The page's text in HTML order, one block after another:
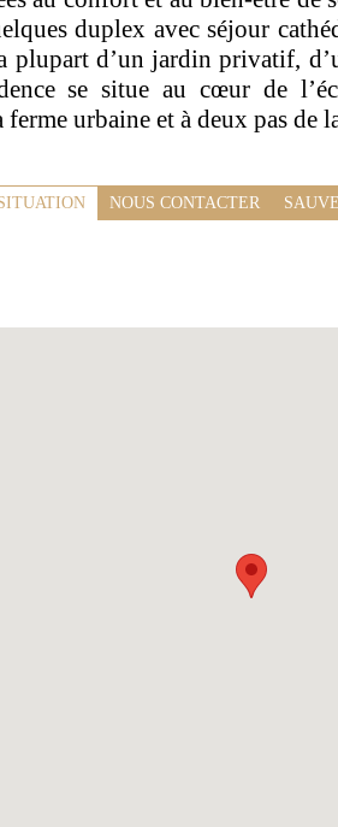
duplex avec séjour
plupart d’un jardin privatif,
se situe au cœur de
ferme urbaine et à deux pas de
NOUS CONTACTER